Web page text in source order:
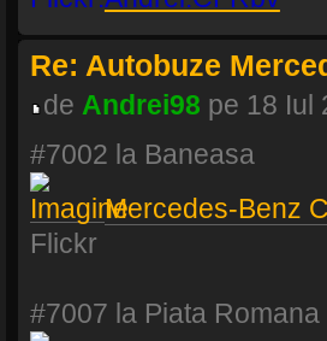
Re: Autobuze
de Andrei98 pe 18 Iul
#7002 la Baneasa
Mercedes-Benz
Flickr
#7007 la Piata Romana